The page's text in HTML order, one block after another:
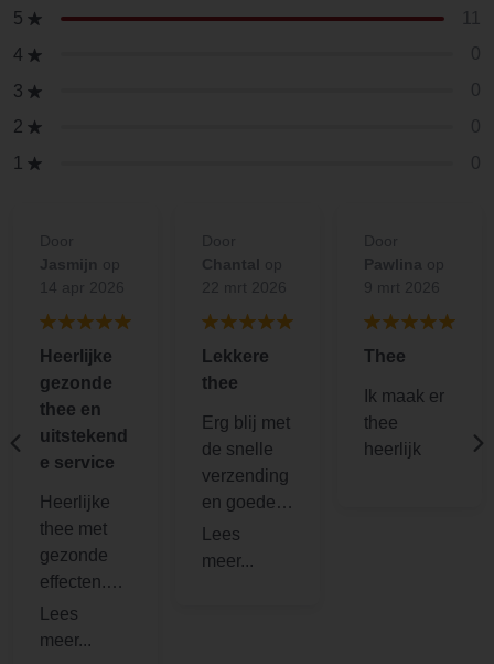
5
4
3
2
1
Heerlijke
gezonde
thee en
uitstekend
e service
Heerlijke
thee met
gezonde
effecten.
Ben blij
met de
Lekkere
thee
Erg blij met
de snelle
verzending
en goede
verpakking!
Ik zet er
Thee
Ik maak er
thee
heerlijk